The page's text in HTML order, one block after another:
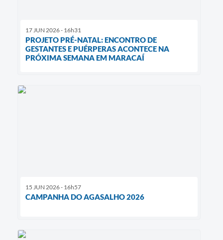
17 JUN 2026 - 16h31
PROJETO PRÉ-NATAL: ENCONTRO DE
GESTANTES E PUÉRPERAS ACONTECE NA
PRÓXIMA SEMANA EM MARACAÍ
15 JUN 2026 - 16h57
CAMPANHA DO AGASALHO 2026